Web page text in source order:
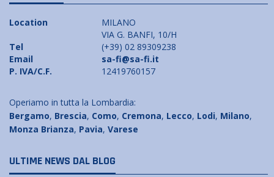
Location
MILANO
VIA G. BANFI, 10/H
Tel
(+39) 02 89309238
Email
sa-fi@sa-fi.it
P. IVA/C.F.
12419760157
Operiamo in tutta la Lombardia:
Bergamo, Brescia, Como, Cremona, Lecco, Lodi, Milano,
Monza Brianza, Pavia, Varese
ULTIME NEWS DAL BLOG